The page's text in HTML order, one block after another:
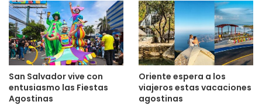
San Salvador vive con
entusiasmo las Fiestas
Agostinas
Oriente espera a los
viajeros estas vacaciones
agostinas